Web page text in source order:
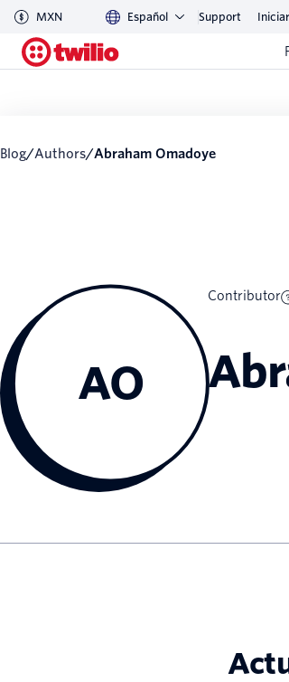
MXN Español Support
Blog/ Authors/ Abraham Omadoye
AO
Contributor